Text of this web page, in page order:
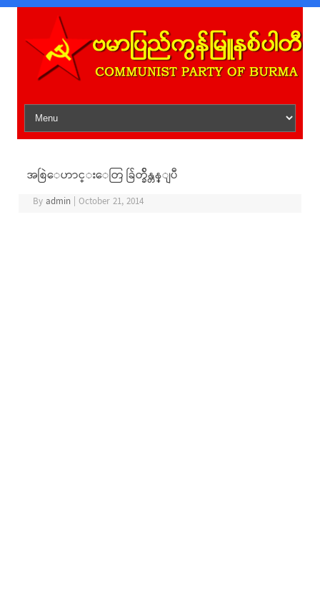
Skip to content
အစြဲေဟာင္းေတြ ခ်ြတ္ခ်ိန္တန္ျပီ
Byadmin October 21, 2014